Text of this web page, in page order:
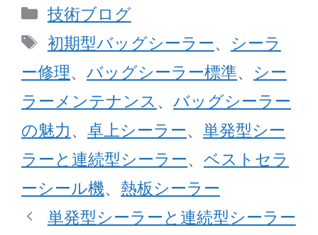
カ
テ
リ
ー
技術ブログ
タ
グ
初期型バッグシーラー、 シーラ
ー修理、 バッグシーラー標準、 シー
ラーメンテナンス 、 バッグシーラー
の魅力、 卓上シーラー、 単発型シー
ラーと連続型シーラー、 ベストセラ
ーシール機、 熱板シーラー
単発型シーラーと連続型シーラー